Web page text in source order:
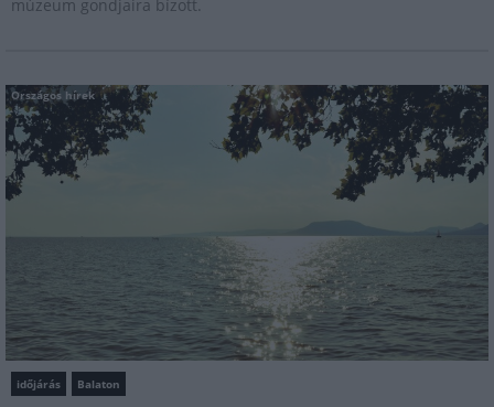
múzeum gondjaira bízott.
Országos hírek
időjárás Balaton